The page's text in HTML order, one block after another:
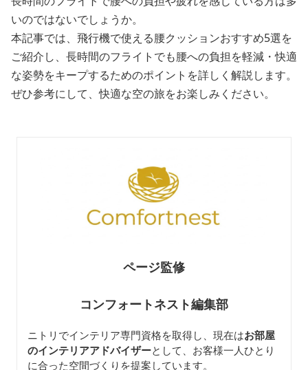
いのではないでしょうか。
本記事では、飛行機で使える腰クッションおすすめ5選を
ご紹介し、長時間のフライトでも腰への負担を軽減・快適
な姿勢をキープするためのポイントを詳しく解説します。
ぜひ参考にして、快適な空の旅をお楽しみください。
ページ監修
コンフォートネスト編集部
ニトリでインテリア専門資格を取得し、現在はお部屋
のインテリアアドバイザーとして、お客様一人ひとり
に合った空間づくりを提案しています。